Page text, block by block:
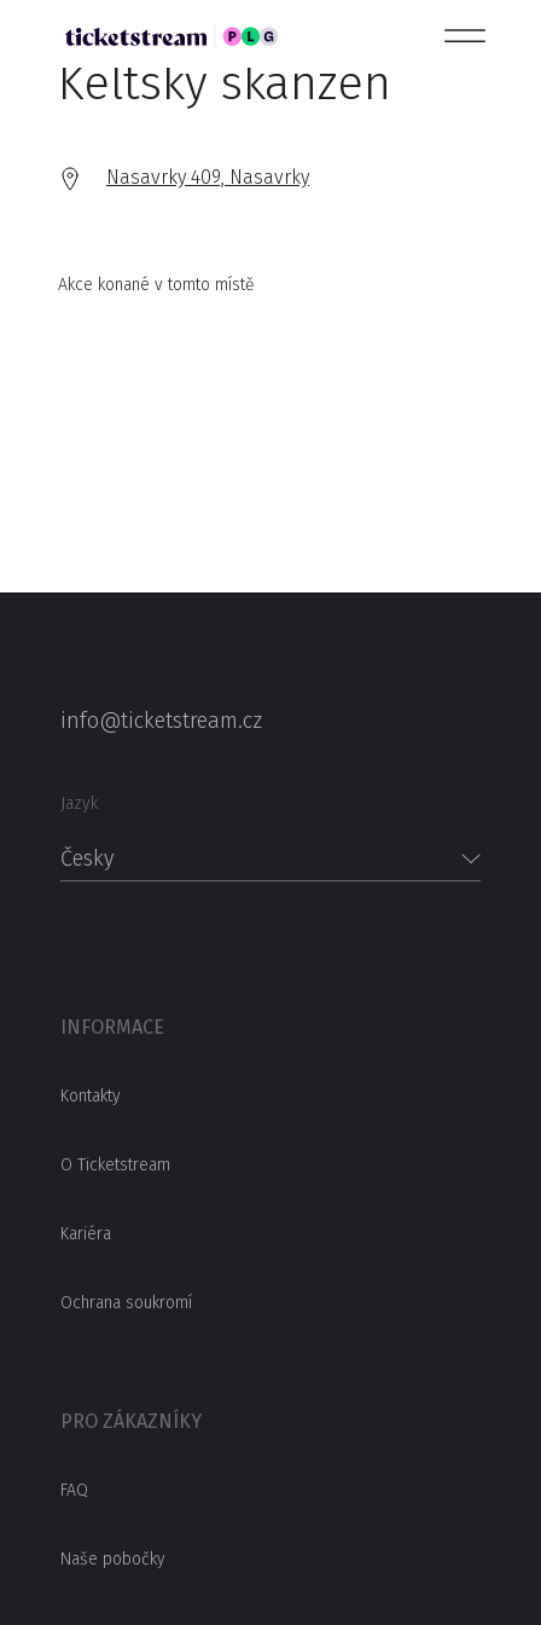
Keltský skanzen
Nasavrky 409, Nasavrky
Akce konané v tomto místě
info@ticketstream.cz
Jazyk
Česky
INFORMACE
Kontakty
O Ticketstream
Kariéra
Ochrana soukromí
PRO ZÁKAZNÍKY
FAQ
Naše pobočky